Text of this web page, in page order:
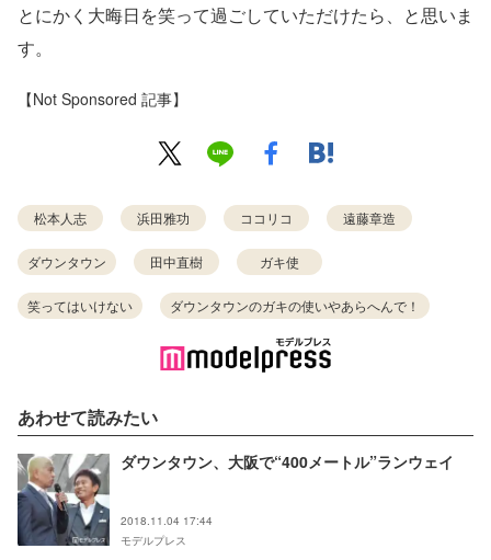
とにかく大晦日を笑って過ごしていただけたら、と思いま
す。
【Not Sponsored 記事】
松本人志 浜田雅功 ココリコ 遠藤章造
ダウンタウン 田中直樹 ガキ使
笑ってはいけない ダウンタウンのガキの使いやあらへんで！
あわせて読みたい
ダウンタウン、大阪で“400メートル”ランウェイ
2018.11.04 17:44
モデルプレス